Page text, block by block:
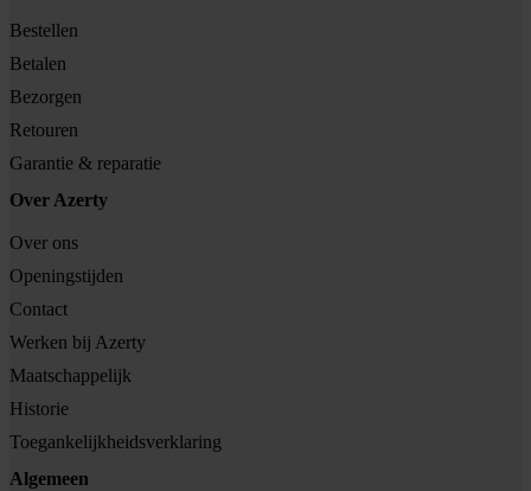
Bestellen
Betalen
Bezorgen
Retouren
Garantie & reparatie
Over Azerty
Over ons
Openingstijden
Contact
Werken bij Azerty
Maatschappelijk
Historie
Toegankelijkheidsverklaring
Algemeen